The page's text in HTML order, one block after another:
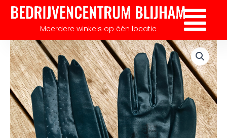
naar
inhoud
Meerdere winkels op één locatie
Flyout
Menu
Dames
Tuinhandschoenen
large
aantal